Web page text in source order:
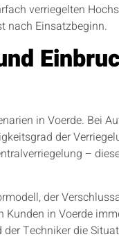
verriegelten
nach Einsatzbeginn.
in Voerde. Bei
der
–
der
in Voerde
Techniker die